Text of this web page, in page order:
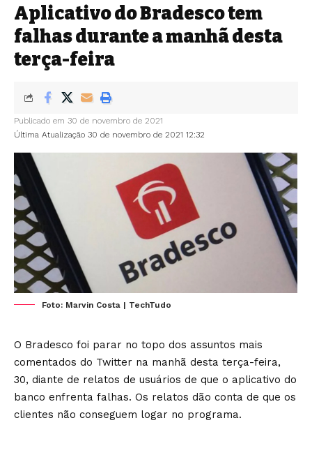
Aplicativo do Bradesco tem
falhas durante a manhã desta
terça-feira
Última Atualização 30 de novembro de 2021 12:32
Publicado em 30 de novembro de 2021
Foto: Marvin Costa | TechTudo
O Bradesco foi parar no topo dos assuntos mais
comentados do Twitter na manhã desta terça-feira,
30, diante de relatos de usuários de que o aplicativo do
banco enfrenta falhas. Os relatos dão conta de que os
clientes não conseguem logar no programa.